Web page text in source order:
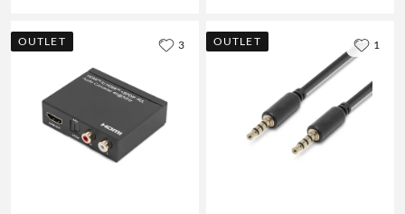
OUTLET 3 OUTLET 1